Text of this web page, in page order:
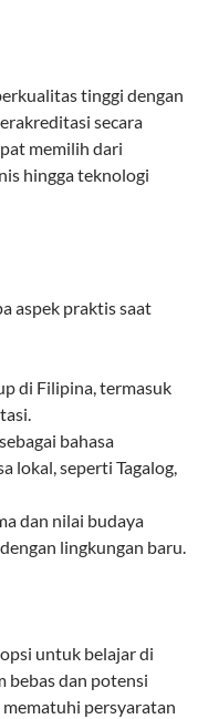
tinggi dengan
secara
memilih dari
hingga teknologi
aspek praktis saat
di Filipina, termasuk
bahasa
lokal, seperti Tagalog,
dan nilai budaya
lingkungan baru.
untuk belajar di
bebas dan potensi
persyaratan